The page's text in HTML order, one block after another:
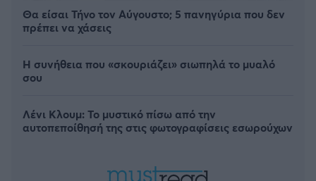
Θα είσαι Τήνο τον Αύγουστο; 5 πανηγύρια που δεν
πρέπει να χάσεις
Η συνήθεια που «σκουριάζει» σιωπηλά το μυαλό
σου
Λένι Κλουμ: Το μυστικό πίσω από την
αυτοπεποίθησή της στις φωτογραφίσεις εσωρούχων